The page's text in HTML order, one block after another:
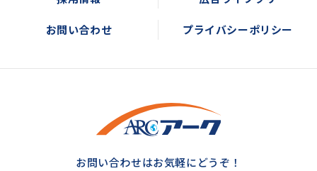
お問い合わせ プライバシーポリシー
お問い合わせはお気軽にどうぞ！